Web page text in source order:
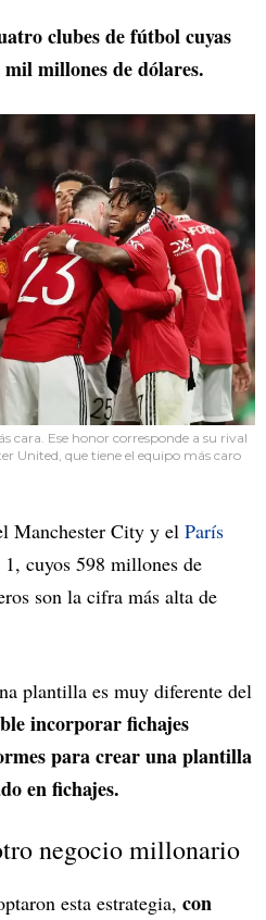
clubes de fútbol cuyas
millones de dólares.
cara. Ese honor corresponde a su rival
United, que tiene el equipo más caro
Manchester City y el París
cuyos 598 millones de
son la cifra más alta de
plantilla es muy diferente del
incorporar fichajes
para crear una plantilla
en fichajes.
negocio millonario
esta estrategia, con